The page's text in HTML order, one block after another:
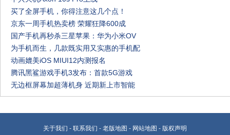
买了全屏手机，你得注意这几个点！
京东一周手机热卖榜 荣耀狂降600成
国产手机再秒杀三星苹果：华为小米OV
为手机而生，几款既实用又实惠的手机配
动画媲美iOS MIUI12内测报名
腾讯黑鲨游戏手机3发布：首款5G游戏
无边框屏幕加超薄机身 近期新上市智能
关于我们 - 联系我们 - 老版地图 - 网站地图 - 版权声明